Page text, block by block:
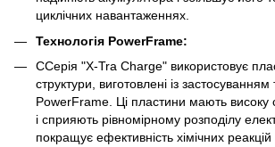
циклічних навантаженнях.
Технологія PowerFrame:
CСерія "X-Tra Charge" використовує
структури, виготовлені із застосуванням
PowerFrame. Ці пластини мають високу
і сприяють рівномірному розподілу
покращує ефективність хімічних